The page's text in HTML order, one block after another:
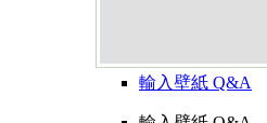
輸入壁紙 Q&A